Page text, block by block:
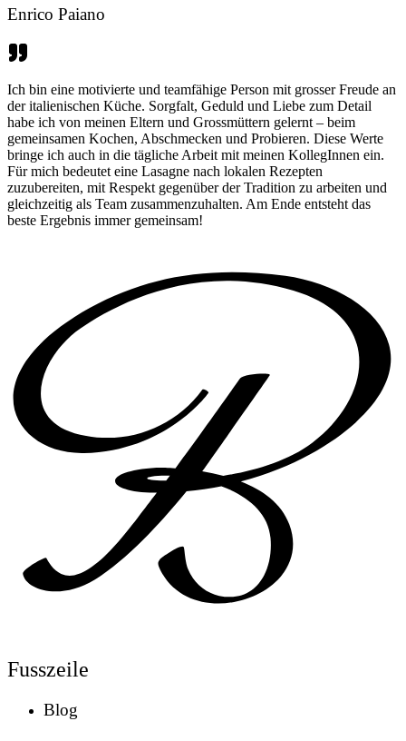
Enrico Paiano
Ich bin eine motivierte und teamfähige Person mit grosser Freude an
der italienischen Küche. Sorgfalt, Geduld und Liebe zum Detail
habe ich von meinen Eltern und Grossmüttern gelernt – beim
gemeinsamen Kochen, Abschmecken und Probieren. Diese Werte
bringe ich auch in die tägliche Arbeit mit meinen KollegInnen ein.
Für mich bedeutet eine Lasagne nach lokalen Rezepten
zuzubereiten, mit Respekt gegenüber der Tradition zu arbeiten und
gleichzeitig als Team zusammenzuhalten. Am Ende entsteht das
beste Ergebnis immer gemeinsam!
Fusszeile
Blog